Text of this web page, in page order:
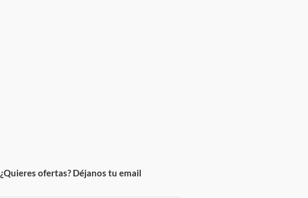
¿Quieres ofertas? Déjanos tu email